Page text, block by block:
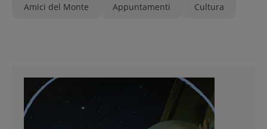
Amici del Monte Appuntamenti Cultura